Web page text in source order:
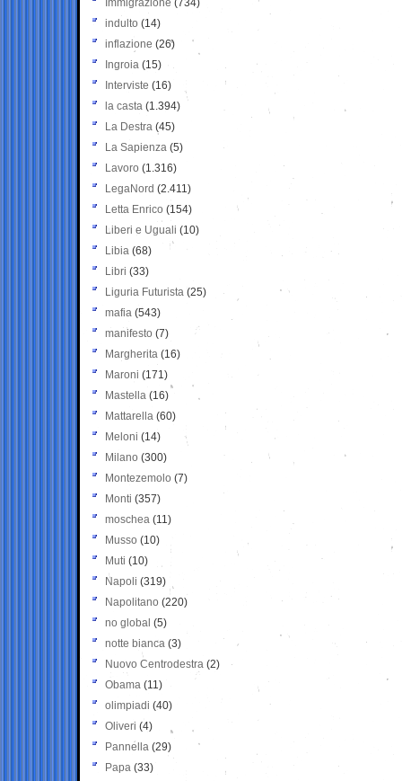
Immigrazione (734)
indulto (14)
inflazione (26)
Ingroia (15)
Interviste (16)
la casta (1.394)
La Destra (45)
La Sapienza (5)
Lavoro (1.316)
LegaNord (2.411)
Letta Enrico (154)
Liberi e Uguali (10)
Libia (68)
Libri (33)
Liguria Futurista (25)
mafia (543)
manifesto (7)
Margherita (16)
Maroni (171)
Mastella (16)
Mattarella (60)
Meloni (14)
Milano (300)
Montezemolo (7)
Monti (357)
moschea (11)
Musso (10)
Muti (10)
Napoli (319)
Napolitano (220)
no global (5)
notte bianca (3)
Nuovo Centrodestra (2)
Obama (11)
olimpiadi (40)
Oliveri (4)
Pannella (29)
Papa (33)